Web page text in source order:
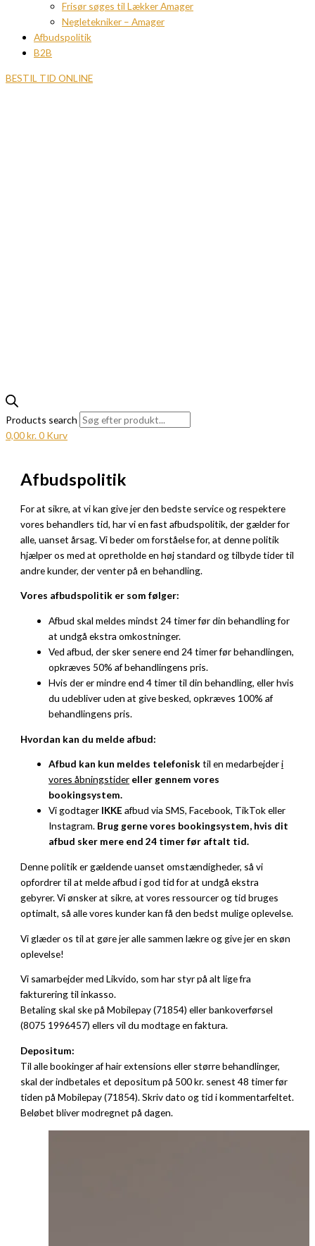
Frisør søges til Lækker Amager
Negletekniker – Amager
Afbudspolitik
B2B
BESTIL TID ONLINE
Products search
0,00kr.0 Kurv
Afbudspolitik
For at sikre, at vi kan give jer den bedste service og respektere
vores behandlers tid, har vi en fast afbudspolitik, der gælder for
alle, uanset årsag. Vi beder om forståelse for, at denne politik
hjælper os med at opretholde en høj standard og tilbyde tider til
andre kunder, der venter på en behandling.
Vores afbudspolitik er som følger:
Afbud skal meldes mindst 24 timer før din behandling for
at undgå ekstra omkostninger.
Ved afbud, der sker senere end 24 timer før behandlingen,
opkræves 50% af behandlingens pris.
Hvis der er mindre end 4 timer til din behandling, eller hvis
du udebliver uden at give besked, opkræves 100% af
behandlingens pris.
Hvordan kan du melde afbud:
Afbud kan kun meldes telefonisktil en medarbejderi
vores åbningstider eller gennem vores
bookingsystem.
Vi godtager IKKEafbud via SMS, Facebook, TikTok eller
Instagram. Brug gerne vores bookingsystem, hvis dit
afbud sker mere end 24 timer før aftalt tid.
Denne politik er gældende uanset omstændigheder, så vi
opfordrer til at melde afbud i god tid for at undgå ekstra
gebyrer. Vi ønsker at sikre, at vores ressourcer og tid bruges
optimalt, så alle vores kunder kan få den bedst mulige oplevelse.
Vi glæder os til at gøre jer alle sammen lækre og give jer en skøn
oplevelse!
Vi samarbejder med Likvido, som har styr på alt lige fra
fakturering til inkasso.
Betaling skal ske på Mobilepay (71854) eller bankoverførsel
(8075 1996457) ellers vil du modtage en faktura.
Depositum:
Til alle bookinger af hair extensions eller større behandlinger,
skal der indbetales et depositum på 500 kr. senest 48 timer før
tiden på Mobilepay (71854). Skriv dato og tid i kommentarfeltet.
Beløbet bliver modregnet på dagen.